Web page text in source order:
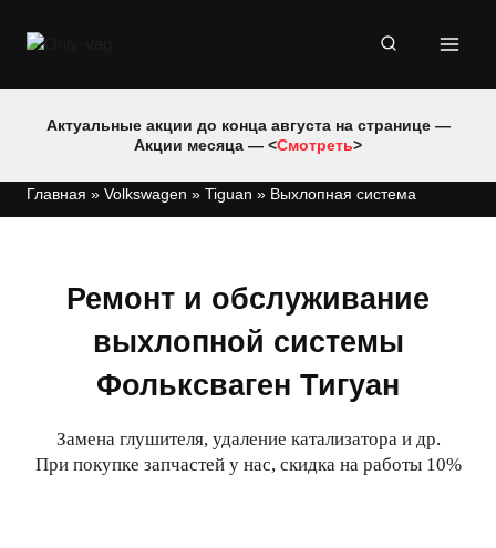
Актуальные акции до конца августа на странице —
Акции месяца — <Смотреть>
Главная » Volkswagen » Tiguan » Выхлопная система
Ремонт и обслуживание
выхлопной системы
Фольксваген Тигуан
Замена глушителя, удаление катализатора и др.
При покупке запчастей у нас, скидка на работы 10%